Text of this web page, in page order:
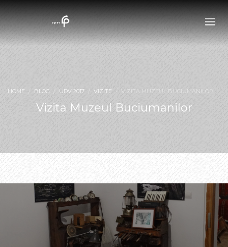
HOME BLOG UDV 2017 VIZITE VIZITA MUZEUL BUCIUMANILOR
Vizita Muzeul Buciumanilor